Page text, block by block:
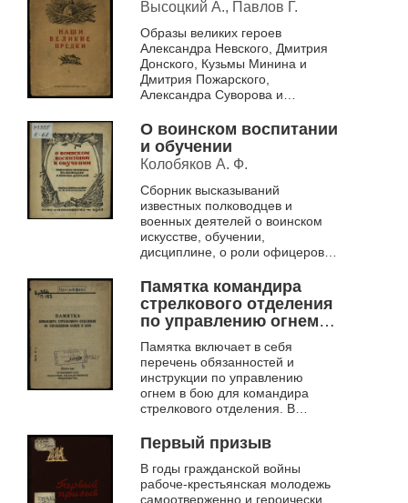
Высоцкий А., Павлов Г.
Образы великих героев
Александра Невского, Дмитрия
Донского, Кузьмы Минина и
Дмитрия Пожарского,
Александра Суворова и
в сборнике. Их военные подвиги
и доблестные победы ...
О воинском воспитании
и обучении
Колобяков А. Ф.
Сборник высказываний
известных полководцев и
военных деятелей о воинском
искусстве, обучении,
дисциплине, о роли офицеров,
командирам Красной Армии в их
работе с рядовым сост...
Памятка командира
стрелкового отделения
по управлению огнем в
бою
Памятка включает в себя
перечень обязанностей и
инструкции по управлению
огнем в бою для командира
стрелкового отделения. В
вспомогательные рисунки и
таблицы
Первый призыв
В годы гражданской войны
рабоче-крестьянская молодежь
самоотверженно и героически